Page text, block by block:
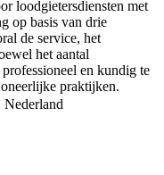
loodgietersdiensten met
op basis van drie
de service, het
het aantal
en kundig te
praktijken.